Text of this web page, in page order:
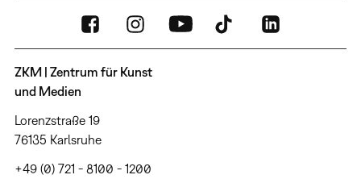
ZKM | Zentrum für Kunst
und Medien
Lorenzstraße 19
76135 Karlsruhe
+49 (0) 721 - 8100 - 1200